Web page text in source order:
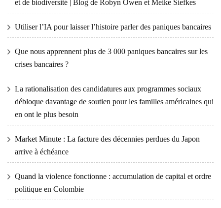
et de biodiversité | Blog de Robyn Owen et Meike Siefkes
Utiliser l’IA pour laisser l’histoire parler des paniques bancaires
Que nous apprennent plus de 3 000 paniques bancaires sur les
crises bancaires ?
La rationalisation des candidatures aux programmes sociaux
débloque davantage de soutien pour les familles américaines qui
en ont le plus besoin
Market Minute : La facture des décennies perdues du Japon
arrive à échéance
Quand la violence fonctionne : accumulation de capital et ordre
politique en Colombie